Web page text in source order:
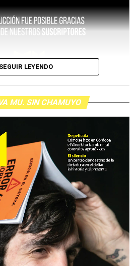
SEGUIR LEYENDO
MU. SIN CHAMUYO